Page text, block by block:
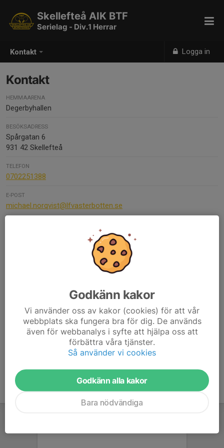
Kontakt Logga in
Skellefteå AIK BTF
Serielag - Div.1 Herrar
Kontakt
HEMMAARENA
Degerbyhallen
BESÖKSADRESS
Spårgatan 6
931 42 Skellefteå
TELEFON
0702251388
E-POST
michael.norqvist@lfvasterbotten.se
Lagledare
0702251388
070-225 13 88
michaelnorqvist@gmail.com
Godkänn kakor
Vi använder oss av kakor (cookies) för att vår
webbplats ska fungera bra för dig. De används
även för webbanalys i syfte att hjälpa oss att
förbättra våra tjänster.
Så använder vi cookies
Godkänn alla kakor
Bara nödvändiga